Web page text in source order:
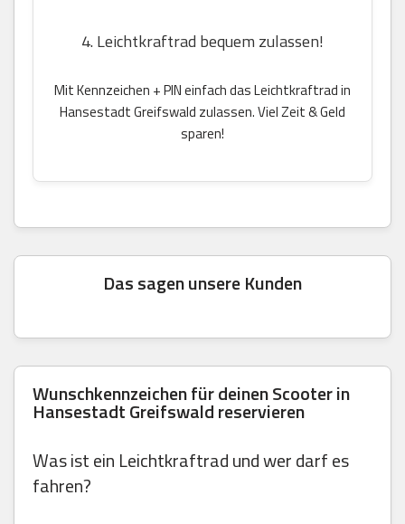
4. Leichtkraftrad bequem zulassen!
Mit Kennzeichen + PIN einfach das Leichtkraftrad in
Hansestadt Greifswald zulassen. Viel Zeit & Geld
sparen!
Das sagen unsere Kunden
Wunschkennzeichen für deinen Scooter in
Hansestadt Greifswald reservieren
Was ist ein Leichtkraftrad und wer darf es
fahren?